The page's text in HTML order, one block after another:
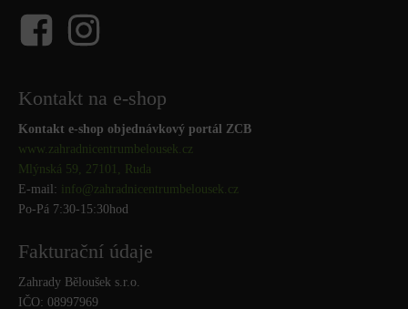
Kontakt na e-shop
Kontakt e-shop objednávkový portál ZCB
www.zahradnicentrumbelousek.cz
Mlýnská 59, 27101, Ruda
E-mail: info@zahradnicentrumbelousek. cz
Po-Pá 7:30-15:30hod
Fakturační údaje
Zahrady Běloušek s.r.o.
IČO: 08997969